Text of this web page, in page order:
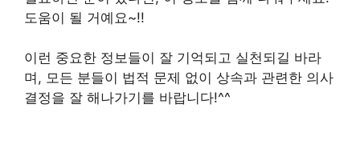
도움이 될 거예요~!!
이런 중요한 정보들이 잘 기억되고 실천되길 바라
며, 모든 분들이 법적 문제 없이 상속과 관련한 의사
결정을 잘 해나가기를 바랍니다!^^